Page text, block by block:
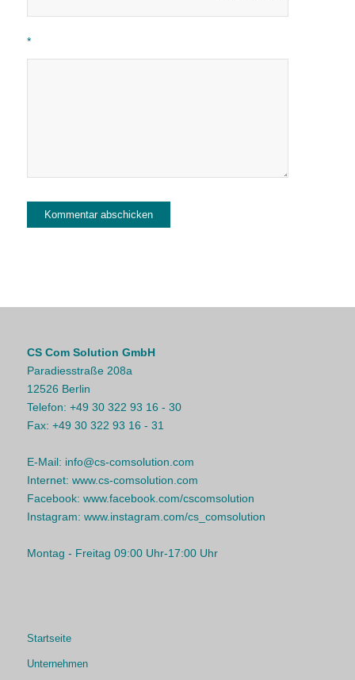
*
CS Com Solution GmbH
Paradiesstraße 208a
12526 Berlin
Telefon: +49 30 322 93 16 - 30
Fax: +49 30 322 93 16 - 31
E-Mail: info@cs-comsolution.com
Internet: www.cs-comsolution.com
Facebook: www.facebook.com/cscomsolution
Instagram: www.instagram.com/cs_comsolution
Montag - Freitag 09:00 Uhr-17:00 Uhr
Startseite
Unternehmen